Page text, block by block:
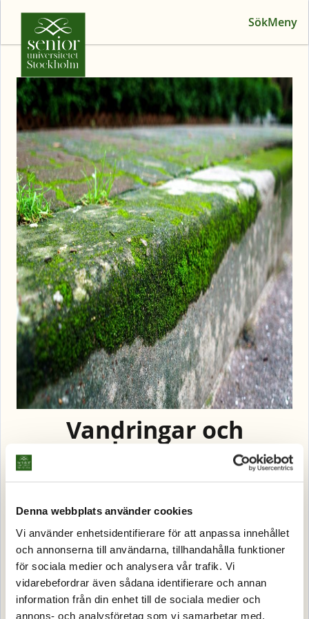
Denna webbplats använder cookies
Vi använder enhetsidentifierare för att anpassa innehållet
och annonserna till användarna, tillhandahålla funktioner
för sociala medier och analysera vår trafik. Vi
vidarebefordrar även sådana identifierare och annan
information från din enhet till de sociala medier och
annons- och analysföretag som vi samarbetar med.
SökMeny
Vandringar och
exkursioner
och kulturvandringar till de mest populära
arrangemang som vi erbjuder. Här kan du lära dig
mer om Stockholms offentliga konst samt låta dig
inspireras av stadens långa och unika historia.
Du kan också upptäcka Stockholms läns natur på
våra spännande naturvandringar/exkursioner både i